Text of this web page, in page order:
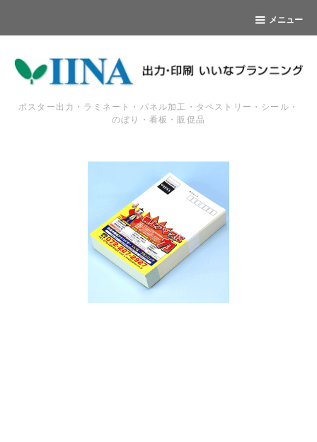
メニュー
ポスター出力・ラミネート・パネル加工・タペストリー・シール・
のぼり・看板・販促品